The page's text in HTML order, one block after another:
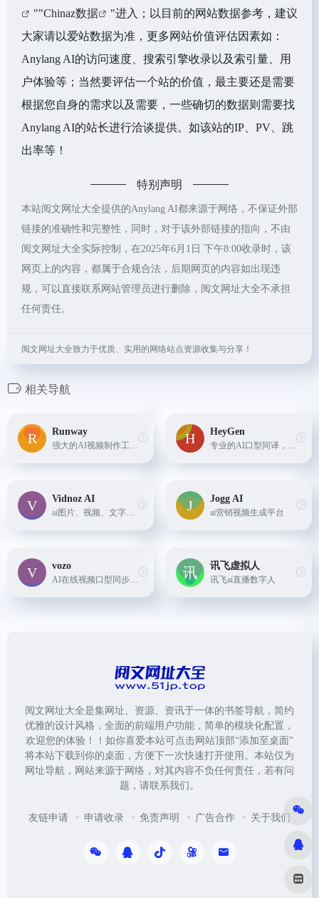
""Chinaz数据
"进入；以目前的网站数据参考，建议
大家请以爱站数据为准，更多网站价值评估因素如：
Anylang AI的访问速度、搜索引擎收录以及索引量、用
户体验等；当然要评估一个站的价值，最主要还是需要
根据您自身的需求以及需要，一些确切的数据则需要找
Anylang AI的站长进行洽谈提供。如该站的IP、PV、跳
出率等！
特别声明
本站阅文网址大全提供的Anylang AI都来源于网络，不保证外部
链接的准确性和完整性，同时，对于该外部链接的指向，不由
阅文网址大全实际控制，在2025年6月1日 下午8:00收录时，该
网页上的内容，都属于合规合法，后期网页的内容如出现违
规，可以直接联系网站管理员进行删除，阅文网址大全不承担
任何责任。
阅文网址大全致力于优质、实用的网络站点资源收集与分享！
相关导航
Runway
强大的AI视频制作工具，图像转视频、绿幕抠像、视频合成等
HeyGen
专业的AI口型同译，可将视频中的人物语言翻译成不同国家的语言，且口型完全贴合，另外还有诸多AI数字人视频生成功能
Vidnoz AI
ai图片、视频、文字转语音、声音克隆
Jogg AI
ai营销视频生成平台
vozo
AI在线视频口型同步视频换脸
讯飞虚拟人
讯飞ai直播数字人
阅文网址大全是集网址、资源、资讯于一体的书签导航，简约
优雅的设计风格，全面的前端用户功能，简单的模块化配置，
欢迎您的体验！！如你喜爱本站可点击网站顶部“添加至桌面”
将本站下载到你的桌面，方便下一次快速打开使用。本站仅为
网址导航，网站来源于网络，对其内容不负任何责任，若有问
题，请联系我们。
友链申请 申请收录 免责声明 广告合作 关于我们